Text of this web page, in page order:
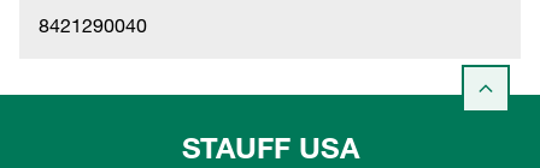
8421290040
STAUFF USA